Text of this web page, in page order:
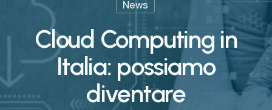
News
Cloud Computing in
Italia: possiamo
diventare